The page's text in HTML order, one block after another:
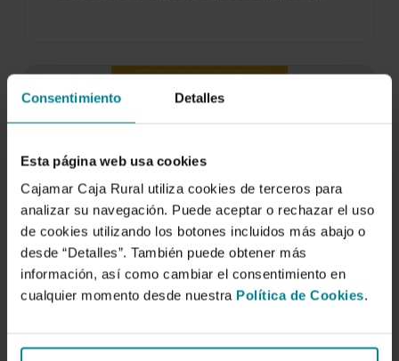
Consentimiento Detalles
Esta página web usa cookies
Cajamar Caja Rural utiliza cookies de terceros para
analizar su navegación. Puede aceptar o rechazar el uso
de cookies utilizando los botones incluidos más abajo o
desde “Detalles”. También puede obtener más
información, así como cambiar el consentimiento en
cualquier momento desde nuestra Política de Cookies.